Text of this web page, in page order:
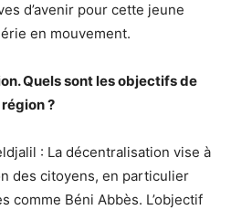
d’avenir pour cette jeune
en mouvement.
Quels sont les objectifs de
?
: La décentralisation vise à
des citoyens, en particulier
comme Béni Abbès. L’objectif